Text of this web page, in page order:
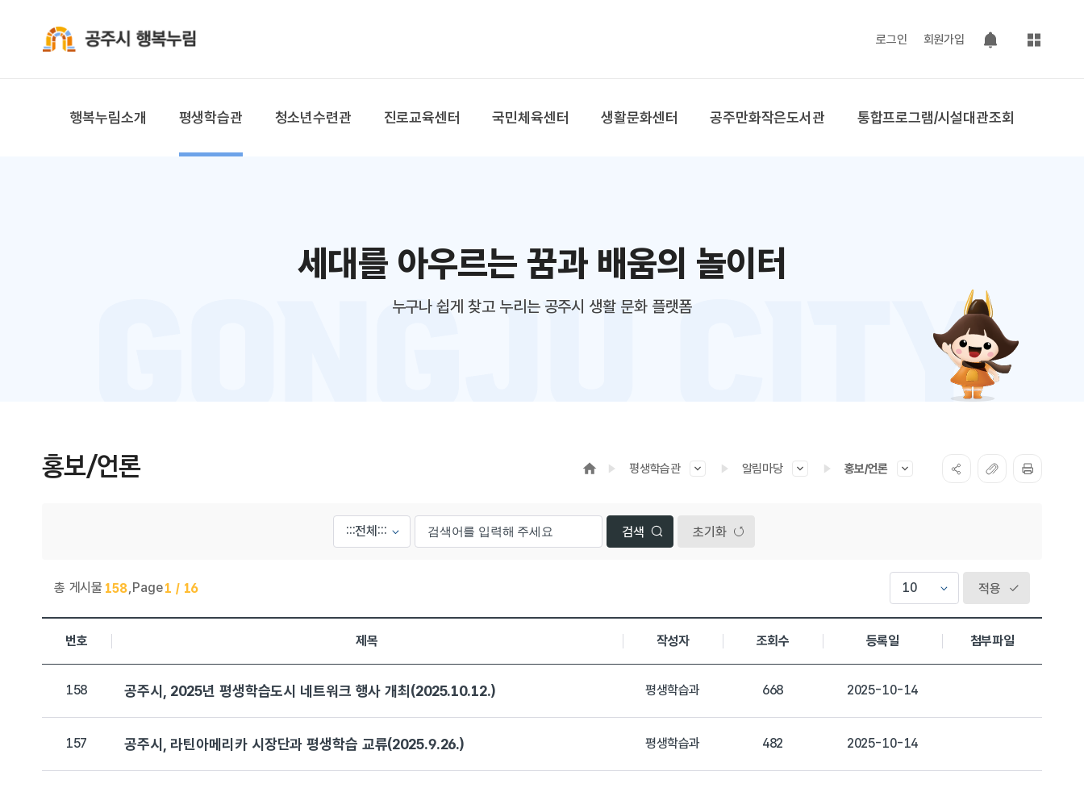
로그인 회원가입
팝업 열기
사이트맵
행복누림소개 평생학습관 청소년수련관 진로교육센터 국민체육센터 생활문화센터 공주만화작은도서관 통합프로그램/시설대관조회
세대를 아우르는 꿈과 배움의 놀이터
누구나 쉽게 찾고 누리는 공주시 생활 문화 플랫폼
홍보/언론 평생학습관 알림마당 홍보/언론
초기화
총 게시물 158,Page1 / 16
적용
평생학습관 > 평생학습관소식 목록으로 번호, 제목, 작성자, 조회수,등록일, 첨부파일로 나열 되고 있습니다.
번호
제목 작성자 조회수 등록일 첨부파일
158 공주시, 2025년 평생학습도시 네트워크 행사 개최(2025.10.12.) 평생학습과 668 2025-10-14
157 공주시, 라틴아메리카 시장단과 평생학습 교류(2025.9.26.) 평생학습과 482 2025-10-14